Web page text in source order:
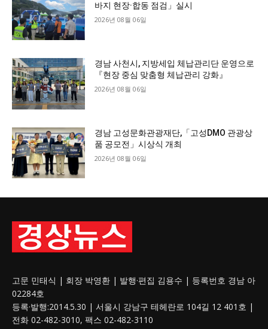
바지 현장·합동 점검」실시
2026년 08월 06일
경남 사천시, 지방세입 체납관리단 운영으로
『현장 중심 맞춤형 체납관리 강화』
2026년 08월 06일
경남 고성문화관광재단,「고성DMO 관광상
품 공모전」시상식 개최
2026년 08월 06일
고문 민태식 | 회장 박영환 | 발행·편집 김용수 | 등록번호 경남 아
02284호
등록·발행:2014.5.30 | 서울시 강남구 테헤란로 104길 12 401호 |
전화 02-482-3010, 팩스 02-482-3110